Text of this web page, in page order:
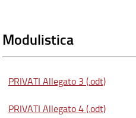
Modulistica
PRIVATI Allegato 3 (.odt)
PRIVATI Allegato 4 (.odt)